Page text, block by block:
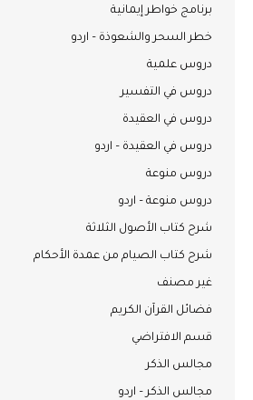
برنامج خواطر إيمانية
خطر السحر والشعوذة – اردو
دروس علمية
دروس في التفسير
دروس في العقيدة
دروس في العقيدة – اردو
دروس منوعة
دروس منوعة – اردو
شرح كتاب الأصول الثلاثة
شرح كتاب الصيام من عمدة الأحكام
غير مصنف
فضائل القرآن الكريم
قسم الافتراضي
مجالس الذكر
مجالس الذكر – اردو